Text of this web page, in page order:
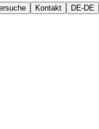
Kontakt DE-DE